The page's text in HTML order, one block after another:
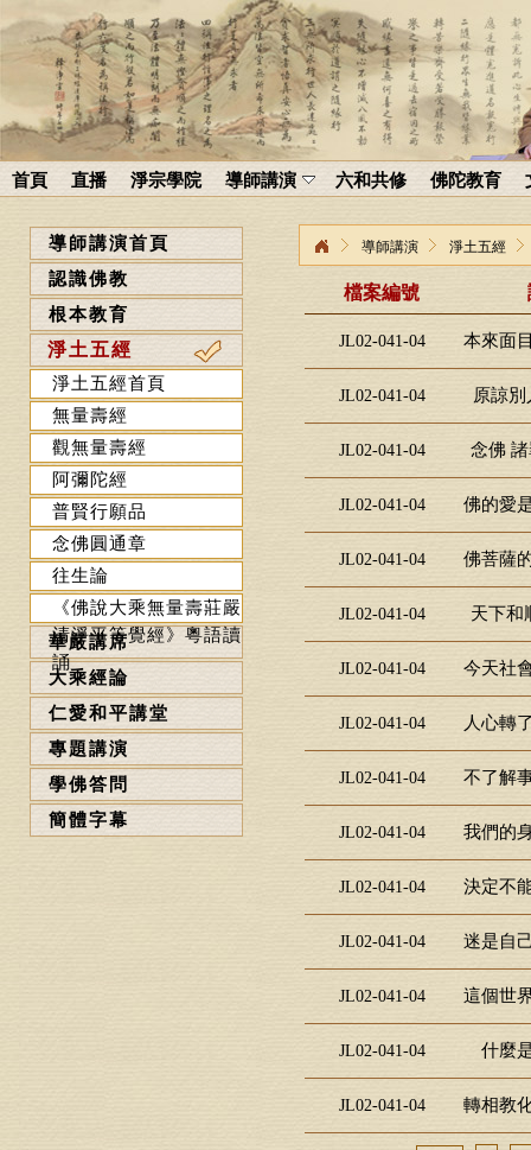
首頁 直播 淨宗學院 導師講演 六和共修 佛陀教育
導師講演首頁
認識佛教
根本教育
淨土五經
淨土五經首頁
無量壽經
觀無量壽經
阿彌陀經
普賢行願品
念佛圓通章
往生論
《佛說大乘無量壽莊嚴
清淨平等覺經》粵語讀
誦
華嚴講席
大乘經論
仁愛和平講堂
專題講演
學佛答問
簡體字幕
導師講演 淨土五經
檔案編號
JL02-041-04 本來面
JL02-041-04 原諒
JL02-041-04 念佛
JL02-041-04 佛的愛
JL02-041-04 佛菩薩
JL02-041-04 天下和
JL02-041-04 今天社
JL02-041-04 人心轉
JL02-041-04 不了解
JL02-041-04 我們的
JL02-041-04 決定不
JL02-041-04 迷是自
JL02-041-04 這個世
JL02-041-04 什麼
JL02-041-04 轉相教